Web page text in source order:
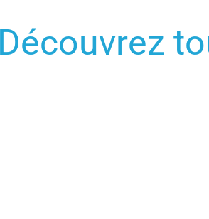
Découvrez